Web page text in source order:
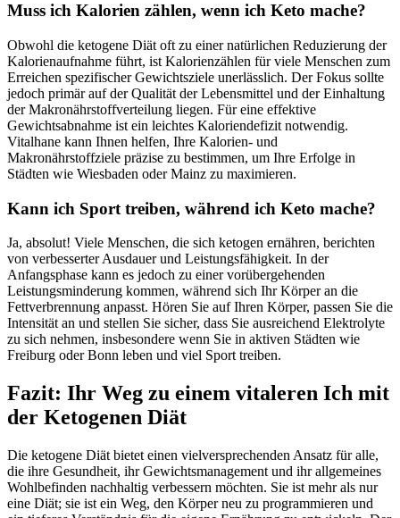
Muss ich Kalorien zählen, wenn ich Keto mache?
Obwohl die ketogene Diät oft zu einer natürlichen Reduzierung der
Kalorienaufnahme führt, ist Kalorienzählen für viele Menschen zum
Erreichen spezifischer Gewichtsziele unerlässlich. Der Fokus sollte
jedoch primär auf der Qualität der Lebensmittel und der Einhaltung
der Makronährstoffverteilung liegen. Für eine effektive
Gewichtsabnahme ist ein leichtes Kaloriendefizit notwendig.
Vitalhane kann Ihnen helfen, Ihre Kalorien- und
Makronährstoffziele präzise zu bestimmen, um Ihre Erfolge in
Städten wie Wiesbaden oder Mainz zu maximieren.
Kann ich Sport treiben, während ich Keto mache?
Ja, absolut! Viele Menschen, die sich ketogen ernähren, berichten
von verbesserter Ausdauer und Leistungsfähigkeit. In der
Anfangsphase kann es jedoch zu einer vorübergehenden
Leistungsminderung kommen, während sich Ihr Körper an die
Fettverbrennung anpasst. Hören Sie auf Ihren Körper, passen Sie die
Intensität an und stellen Sie sicher, dass Sie ausreichend Elektrolyte
zu sich nehmen, insbesondere wenn Sie in aktiven Städten wie
Freiburg oder Bonn leben und viel Sport treiben.
Fazit: Ihr Weg zu einem vitaleren Ich mit
der Ketogenen Diät
Die ketogene Diät bietet einen vielversprechenden Ansatz für alle,
die ihre Gesundheit, ihr Gewichtsmanagement und ihr allgemeines
Wohlbefinden nachhaltig verbessern möchten. Sie ist mehr als nur
eine Diät; sie ist ein Weg, den Körper neu zu programmieren und